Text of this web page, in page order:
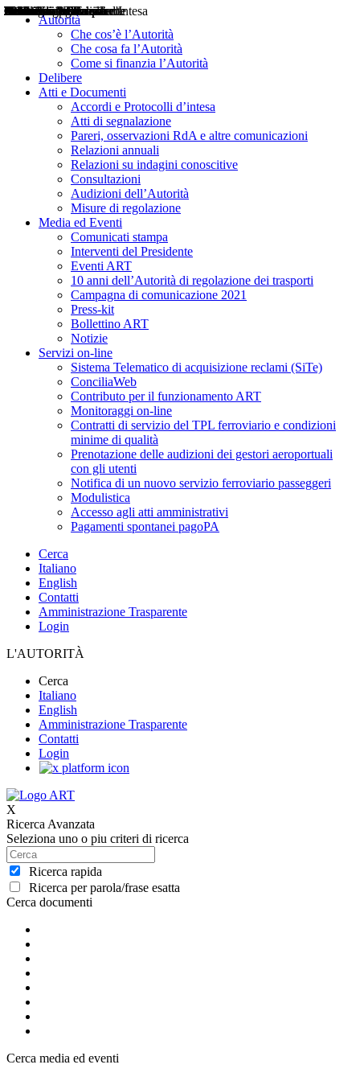
Autorità
Che cos’è l’Autorità
Che cosa fa l’Autorità
Come si finanzia l’Autorità
Delibere
Atti e Documenti
Accordi e Protocolli d’intesa
Atti di segnalazione
Pareri, osservazioni RdA e altre comunicazioni
Relazioni annuali
Relazioni su indagini conoscitive
Consultazioni
Audizioni dell’Autorità
Misure di regolazione
Media ed Eventi
Comunicati stampa
Interventi del Presidente
Eventi ART
10 anni dell’Autorità di regolazione dei trasporti
Campagna di comunicazione 2021
Press-kit
Bollettino ART
Notizie
Servizi on-line
Sistema Telematico di acquisizione reclami (SiTe)
ConciliaWeb
Contributo per il funzionamento ART
Monitoraggi on-line
Contratti di servizio del TPL ferroviario e condizioni
minime di qualità
Prenotazione delle audizioni dei gestori aeroportuali
con gli utenti
Notifica di un nuovo servizio ferroviario passeggeri
Modulistica
Accesso agli atti amministrativi
Pagamenti spontanei pagoPA
Cerca
Italiano
English
Contatti
Amministrazione Trasparente
Login
L'AUTORITÀ
Cerca
Italiano
English
Amministrazione Trasparente
Contatti
Login
X
Ricerca Avanzata
Seleziona uno o piu criteri di ricerca
Ricerca rapida
Ricerca per parola/frase esatta
Cerca documenti
Delibere
Pareri
Consultazioni
Audizioni
Atti di Segnalazione
Accordi e Protocolli d'Intesa
Relazioni annuali
Misure di regolazione
Cerca media ed eventi
Notizie
Comunicati Stampa
Bollettini ART
Convegni ART
Interviste del Presidente
Articoli in primo piano
Interventi del Presidente
2004
2005
2010
2013
2014
2015
2016
2017
2018
2019
202
2020
2021
2022
2023
2024
2025
2026
Aereo
Marittimo
Terrestre